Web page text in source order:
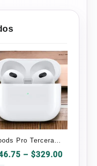
Pro Tercera
OEM
– $329.00